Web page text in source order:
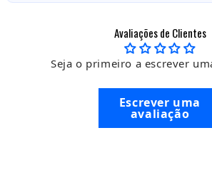
Avaliações de Clientes
Seja o primeiro a escrever
Escrever uma
avaliação